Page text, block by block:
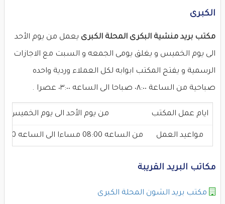
الكبرى
مكتب بريد منشية البكرى المحلة الكبرى يعمل من يوم الأحد
الى يوم الخميس و يغلق يومى الجمعه و السبت مع الاجازات
الرسمية و يفتح المكتب ابوابه لكل العملاء وردية واحده
صباحية من الساعة ٠٨:٠٠ صباحا الى الساعه ٠٣:٠٠ عصرا .
ايام عمل المكتب من يوم الأحد الى يوم الخميس
مواعيد العمل من الساعه 08:00 مساءا الى الساعه 03:00 عصرا
مكاتب البريد القريبة
مكتب بريد الشون المحلة الكبرى